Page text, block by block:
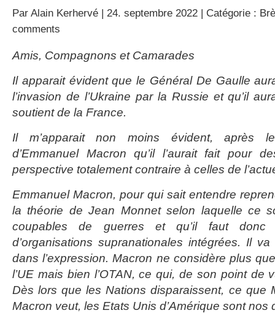
Par Alain Kerhervé | 24. septembre 2022 | Catégorie :
comments
Amis, Compagnons et Camarades
Il apparait évident que le Général De Gaulle
l’invasion de l’Ukraine par la Russie et qu’il
soutient de la France.
Il m’apparait non moins évident, après
d’Emmanuel Macron qu’il l’aurait fait pour
perspective totalement contraire à celles de
Emmanuel Macron, pour qui sait entendre
la théorie de Jean Monnet selon laquelle ce
coupables de guerres et qu’il faut
d’organisations supranationales intégrées. Il
dans l’expression. Macron ne considère plus
l’UE mais bien l’OTAN, ce qui, de son point de
Dès lors que les Nations disparaissent, ce que
Macron veut, les Etats Unis d’Amérique sont nos